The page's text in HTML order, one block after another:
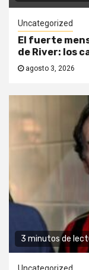
Uncategorized
El fuerte
de River: los
agosto 3, 2026
3 minutos de